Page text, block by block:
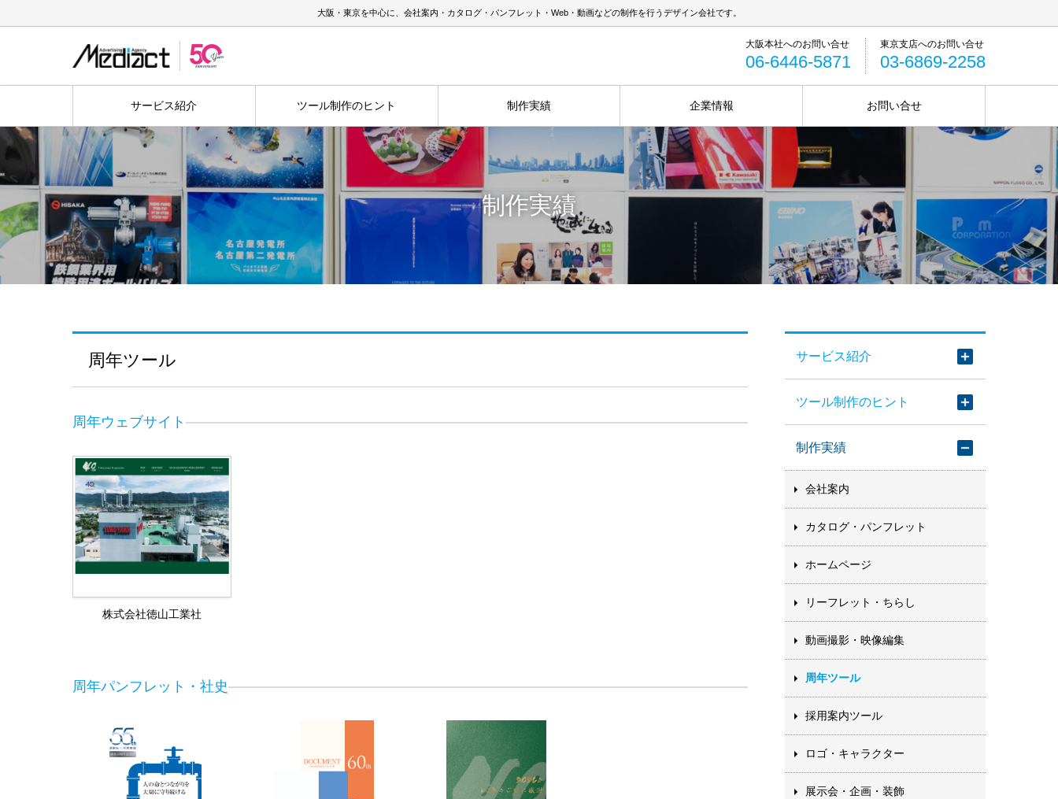
大阪・東京を中心に、会社案内・カタログ・パンフレット・Web・動画などの制作を行うデザイン会社です。
06-6446-5871 03-6869-2258
サービス紹介 ツール制作のヒント 制作実績 企業情報 お問い合せ
制作実績
周年ツール
周年ウェブサイト
株式会社徳山工業社
周年パンフレット・社史
サービス紹介
ツール制作のヒント
制作実績
会社案内
カタログ・パンフレット
ホームページ
リーフレット・ちらし
動画撮影・映像編集
周年ツール
採用案内ツール
ロゴ・キャラクター
展示会・企画・装飾